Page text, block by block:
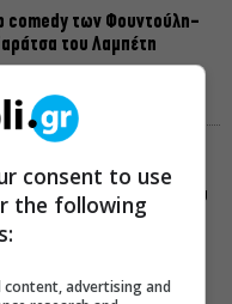
comedy των Φουντούλη-
του Λαμπέτη
Τα αξέχαστα
σινεμά στην Ταράτσα του
consent to use
the following
advertising and